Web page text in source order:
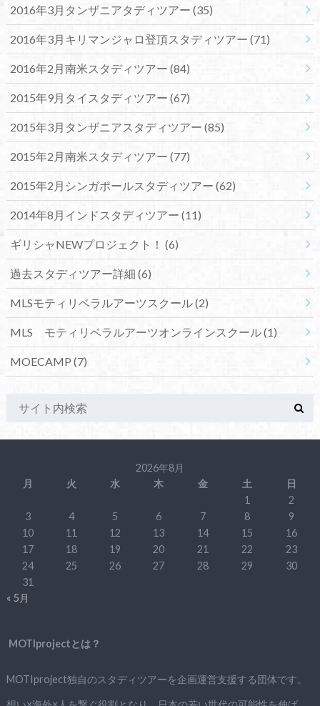
2016年3月タンザニアタディツアー (35)
2016年3月キリマンジャロ登頂スタディツアー (71)
2016年2月南米スタディツアー (84)
2015年9月タイスタディツアー (67)
2015年3月タンザニアスタディツアー (85)
2015年2月南米スタディツアー (77)
2015年2月シンガポールスタディツアー (62)
2014年8月インドスタディツアー (11)
ギリシャNEWプロジェクト！ (6)
過去スタディツアー詳細 (6)
MLSモティリベラルアーツスクール(2)
MLS モティリベラルアーツオンラインスクール(1)
MOECAMP (7)
2026年8月
月
火 水 木 金 土
日
1
2
3
4 5 6 7 8
9
10
11 12 13 14 15
16
17
18 19 20 21 22
23
24
25 26 27 28 29
30
31
« 5月
MOTIprojectとは？
MOTIproject独自のスタディツアーを企画運営支援する団体です。